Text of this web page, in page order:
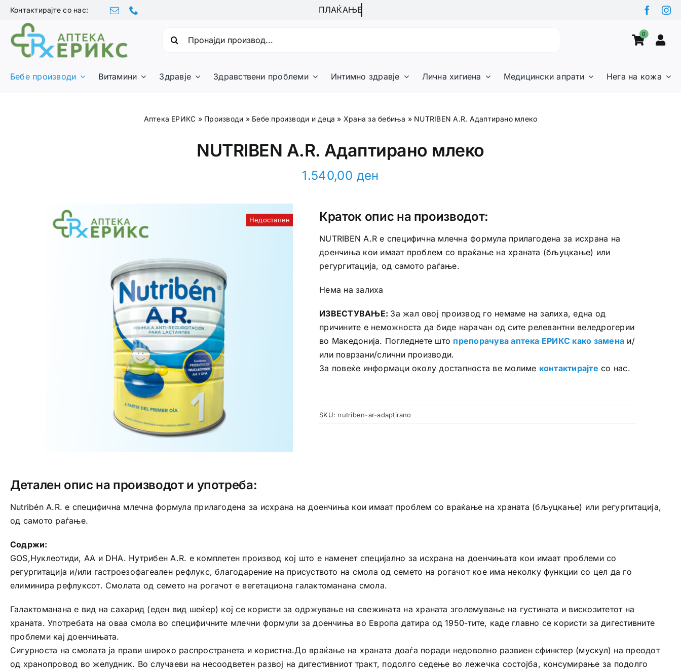
Skip
content
Контактирајте со нас:
0
Бебе производи Витамини Здравје Здравствени проблеми Интимно здравје Лична хигиена Медицински апрати Нега на кожа
Аптека ЕРИКС » Производи » Бебе производи и деца » Храна за бебиња » NUTRIBEN A.R. Адаптирано млеко
NUTRIBEN A.R. Адаптирано млеко
1.540,00 ден
Недостапен Краток опис на производот:
NUTRIBEN A.R е специфична млечна формула прилагодена за исхрана на
доенчиња кои имаат проблем со враќање на храната (бљуцкање) или
регургитација, од самото раѓање.
Нема на залиха
ИЗВЕСТУВАЊЕ: За жал овој производ го немаме на залиха, една од
причините е неможноста да биде нарачан од сите релевантни веледрогерии
во Македонија. Погледнете што препорачува аптека ЕРИКС како замена и/
или поврзани/слични производи.
За повеќе информаци околу достапноста ве молиме контактирајте со нас.
SKU: nutriben-ar-adaptirano
Детален опис на производот и употреба:
Nutribén A.R. е специфична млечна формула прилагодена за исхрана на доенчиња кои имаат проблем со враќање на храната (бљуцкање) или регургитација,
од самото раѓање.
Содржи:
GOS,Нуклеотиди, АА и DHA. Нутрибен A.R. е комплетен производ кој што е наменет специјално за исхрана на доенчињата кои имаат проблеми со
регургитација и/или гастроезофагеален рефлукс, благодарение на присуството на смола од семето на рогачот кое има неколку функции со цел да го
елиминира рефлуксот. Смолата од семето на рогачот е вегетациона галактоманана смола.
Галактоманана е вид на сахарид (еден вид шеќер) кој се користи за одржување на свежината на храната зголемување на густината и вискозитетот на
храната. Употребата на оваа смола во специфичните млечни формули за доенчиња во Европа датира од 1950-тите, каде главно се користи за дигестивните
проблеми кај доенчињата.
Сигурноста на смолата ја прави широко распространета и користна.До враќање на храната доаѓа поради недоволно развиен сфинктер (мускул) на преодот
од хранопровод во желудник. Во случаеви на несоодветен развој на дигестивниот тракт, подолго седење во лежечка состојба, консумирање за подолго